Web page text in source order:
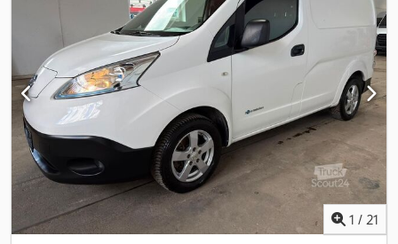
KASTENWAGEN * FIN : VSKHAAME0U0613928 * EG - 1597 KG *
NTZ - 700 KG * GG - 2510 KG * Interne NR : 74 * Alle angaben ohne
Gewähr Dcjdszn Ezajpfx Aiyek * Tippfehler und Zwischenverkauf
vorbehalten * PREIS NETTO
1 / 21